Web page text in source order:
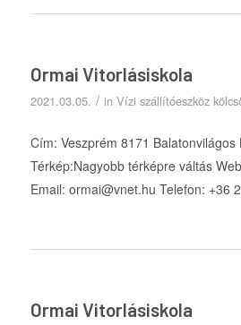
Ormai Vitorlásiskola
2021.03.05. / in Vízi szállítóeszköz
Cím: Veszprém 8171 Balatonvilágos
Térkép:Nagyobb térképre váltás
Email: ormai@vnet.hu Telefon: +36
Ormai Vitorlásiskola